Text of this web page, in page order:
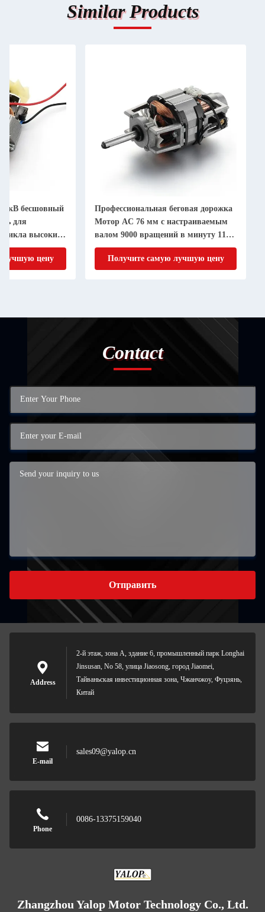
Similar Products
5кВ бесшовный
для
высокий
кг.см.
лучшую цену
Профессиональная беговая дорожка
Мотор AC 76 мм с настраиваемым
валом 9000 вращений в минуту 110
В 220 В
Получите самую лучшую цену
Contact
Отправить
Address
2-й этаж, зона А, здание 6, промышленный парк Longhai
Jinsusan, No 58, улица Jiaosong, город Jiaomei,
Тайваньская инвестиционная зона, Чжанчжоу, Фуцзянь,
Китай
E-mail
sales09@yalop.cn
Phone
0086-13375159040
Zhangzhou Yalop Motor Technology Co., Ltd.